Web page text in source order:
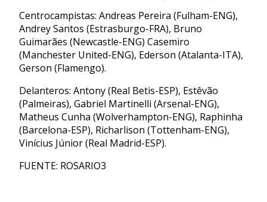
Centrocampistas: Andreas Pereira (Fulham-ENG),
Andrey Santos (Estrasburgo-FRA), Bruno
Guimarães (Newcastle-ENG) Casemiro
(Manchester United-ENG), Ederson (Atalanta-ITA),
Gerson (Flamengo).
Delanteros: Antony (Real Betis-ESP), Estêvão
(Palmeiras), Gabriel Martinelli (Arsenal-ENG),
Matheus Cunha (Wolverhampton-ENG), Raphinha
(Barcelona-ESP), Richarlison (Tottenham-ENG),
Vinícius Júnior (Real Madrid-ESP).
FUENTE: ROSARIO3